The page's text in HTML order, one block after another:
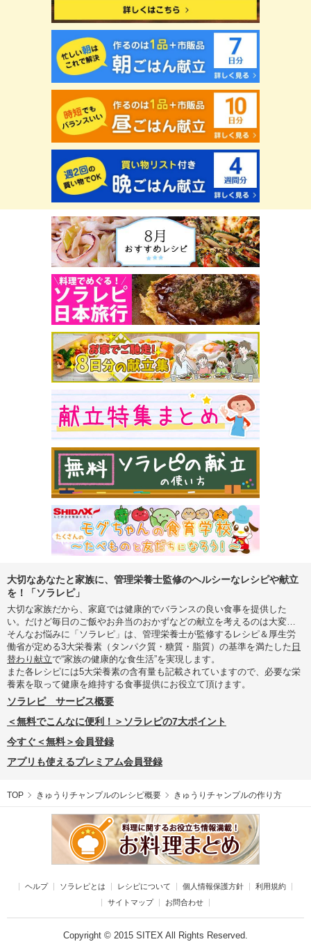
大切なあなたと家族に、管理栄養士監修のヘルシーなレシピや献立
を！「ソラレピ」
大切な家族だから、家庭では健康的でバランスの良い食事を提供した
い。だけど毎日のご飯やお弁当のおかずなどの献立を考えるのは大変…
そんなお悩みに「ソラレピ」は、管理栄養士が監修するレシピ＆厚生労
働省が定める3大栄養素（タンパク質・糖質・脂質）の基準を満たした 日
替わり献立で“家族の健康的な食生活”を実現します。
また各レシピには5大栄養素の含有量も記載されていますので、必要な栄
養素を取って健康を維持する食事提供にお役立て頂けます。
ソラレピ サービス概要
＜無料でこんなに便利！＞ソラレピの7大ポイント
今すぐ＜無料＞会員登録
アプリも使えるプレミアム会員登録
TOP きゅうりチャンプルのレシピ概要 きゅうりチャンプルの作り方
ヘルプ ソラレピとは レシピについて 個人情報保護方針
利用規約
サイトマップ
お問合わせ
Copyright © 2015 SITEX All Rights Reserved.